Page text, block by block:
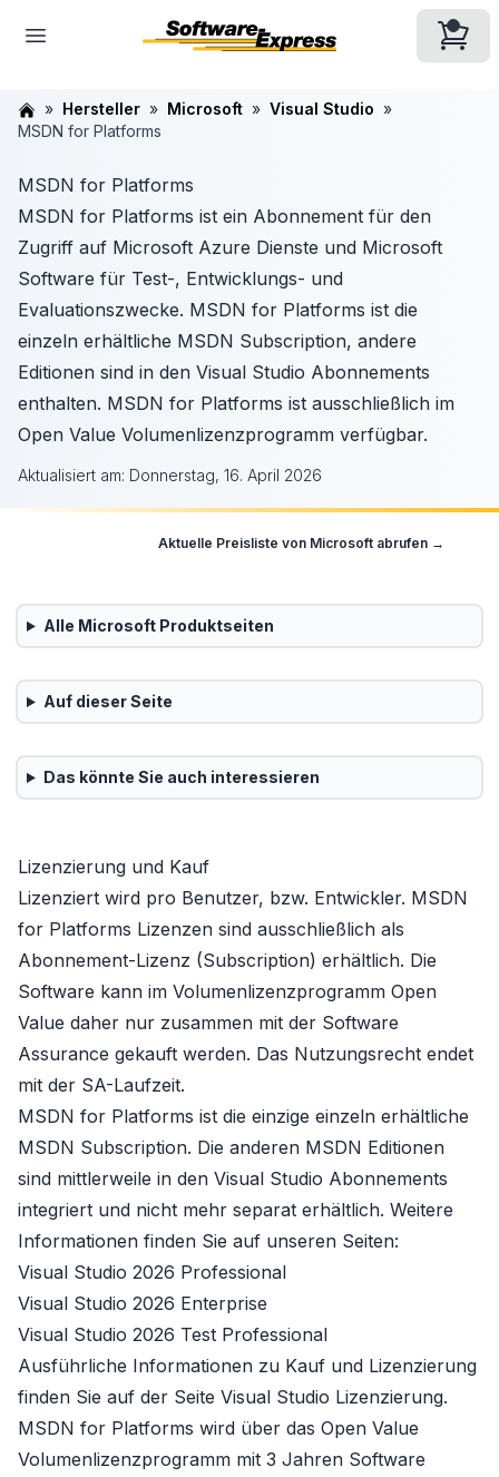
Hersteller Microsoft
Visual Studio
MSDN for Platforms
MSDN for Platforms
MSDN for Platforms ist ein Abonnement für den
Zugriff auf Microsoft Azure Dienste und Microsoft
Software für Test-, Entwicklungs- und
Evaluationszwecke. MSDN for Platforms ist die
einzeln erhältliche MSDN Subscription, andere
Editionen sind in den Visual Studio Abonnements
enthalten. MSDN for Platforms ist ausschließlich im
Open Value Volumenlizenzprogramm verfügbar.
Aktualisiert am: Donnerstag, 16. April 2026
Aktuelle Preisliste von Microsoft abrufen →
Alle MicrosoftProduktseiten
Auf dieser Seite
Das könnte Sie auch interessieren
Lizenzierung und Kauf
Lizenziert wird pro Benutzer, bzw. Entwickler. MSDN
for Platforms Lizenzen sind ausschließlich als
Abonnement-Lizenz (Subscription) erhältlich. Die
Software kann im Volumenlizenzprogramm Open
Value daher nur zusammen mit der Software
Assurance gekauft werden. Das Nutzungsrecht endet
mit der SA-Laufzeit.
MSDN for Platforms ist die einzige einzeln erhältliche
MSDN Subscription. Die anderen MSDN Editionen
sind mittlerweile in den Visual Studio Abonnements
integriert und nicht mehr separat erhältlich. Weitere
Informationen finden Sie auf unseren Seiten:
Visual Studio 2026 Professional
Visual Studio 2026 Enterprise
Visual Studio 2026 Test Professional
Ausführliche Informationen zu Kauf und Lizenzierung
finden Sie auf der Seite Visual Studio Lizenzierung.
MSDN for Platforms wird über das Open Value
Volumenlizenzprogramm mit 3 Jahren Software